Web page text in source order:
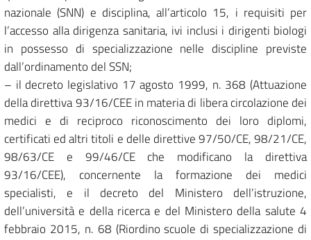
nazionale (SNN) e disciplina, all’articolo 15, i requisiti per
l’accesso alla dirigenza sanitaria, ivi inclusi i dirigenti biologi
in possesso di specializzazione nelle discipline previste
dall’ordinamento del SSN;
– il decreto legislativo 17 agosto 1999, n. 368 (Attuazione
della direttiva 93/16/CEE in materia di libera circolazione dei
medici e di reciproco riconoscimento dei loro diplomi,
certificati ed altri titoli e delle direttive 97/50/CE, 98/21/CE,
98/63/CE e 99/46/CE che modificano la direttiva
93/16/CEE), concernente la formazione dei medici
specialisti, e il decreto del Ministero dell’istruzione,
dell’università e della ricerca e del Ministero della salute 4
febbraio 2015, n. 68 (Riordino scuole di specializzazione di